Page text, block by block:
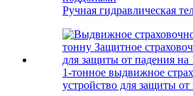
Ручная гидравлическая
1-тонное выдвижное
устройство для защиты